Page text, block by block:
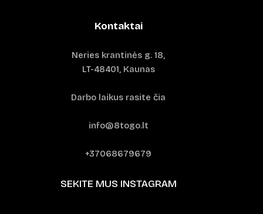
Kontaktai
Neries krantinės g. 18,
LT-48401, Kaunas
Darbo laikus rasite čia
info@8togo.lt
+37068679679
SEKITE MUS INSTAGRAM